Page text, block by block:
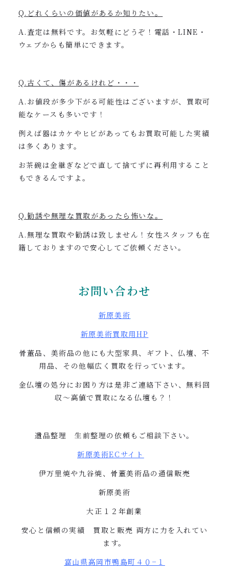
Q.どれくらいの価値があるか知りたい。
A.査定は無料です。お気軽にどうぞ！電話・LINE・
ウェブからも簡単にできます。
Q.古くて、傷があるけれど・・・
A.お値段が多少下がる可能性はございますが、買取可
能なケースも多いです！
例えば器はカケやヒビがあってもお買取可能した実績
は多くあります。
お茶碗は金継ぎなどで直して捨てずに再利用すること
もできるんですよ。
Q.勧誘や無理な買取があったら怖いな。
A.無理な買取や勧誘は致しません！女性スタッフも在
籍しておりますので安心してご依頼ください。
お問い合わせ
新原美術
新原美術買取用HP
骨董品、美術品の他にも大型家具、ギフト、仏壇、不
用品、その他幅広く買取を行っています。
金仏壇の処分にお困り方は是非ご連絡下さい、無料回
収〜高値で買取になる仏壇も？！
遺品整理 生前整理の依頼もご相談下さい。
新原美術EC サイト
伊万里焼や九谷焼、骨董美術品の通信販売
新原美術
大正１２年創業
安心と信頼の実績 買取と販売 両方に力を入れてい
ます。
富山県高岡市鴨島町４０ − １